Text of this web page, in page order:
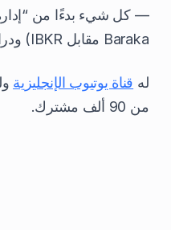
Baraka مقابل IBKR) ودراسات حالة عن الاستثمار العقاري في دبي.
له قناة يوتيوب الإنجليزية
من 90 ألف مشترك.